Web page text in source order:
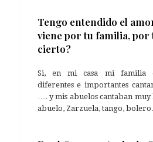
Tengo entendido el
viene por tu familia, por
cierto?
Si, en mi casa mi familia
diferentes e importantes
…. y mis abuelos cantaban
abuelo, Zarzuela, tango,